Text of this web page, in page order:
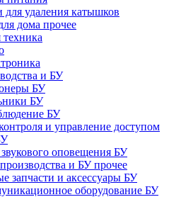
удаления катышков
дома прочее
и БУ
БУ
БУ
БУ
и управление доступом
оповещения БУ
и БУ прочее
запчасти и аксессуары БУ
оборудование БУ